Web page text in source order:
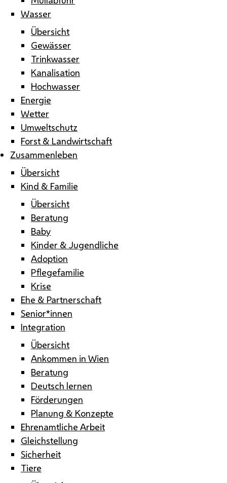
Wasser
Übersicht
Gewässer
Trinkwasser
Kanalisation
Hochwasser
Energie
Wetter
Umweltschutz
Forst & Landwirtschaft
Zusammenleben
Übersicht
Kind & Familie
Übersicht
Beratung
Baby
Kinder & Jugendliche
Adoption
Pflegefamilie
Krise
Ehe & Partnerschaft
Senior*innen
Integration
Übersicht
Ankommen in Wien
Beratung
Deutsch lernen
Förderungen
Planung & Konzepte
Ehrenamtliche Arbeit
Gleichstellung
Sicherheit
Tiere